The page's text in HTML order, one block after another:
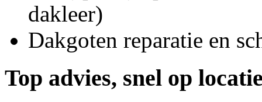
dakleer)
Dakgoten reparatie en
Top advies, snel op